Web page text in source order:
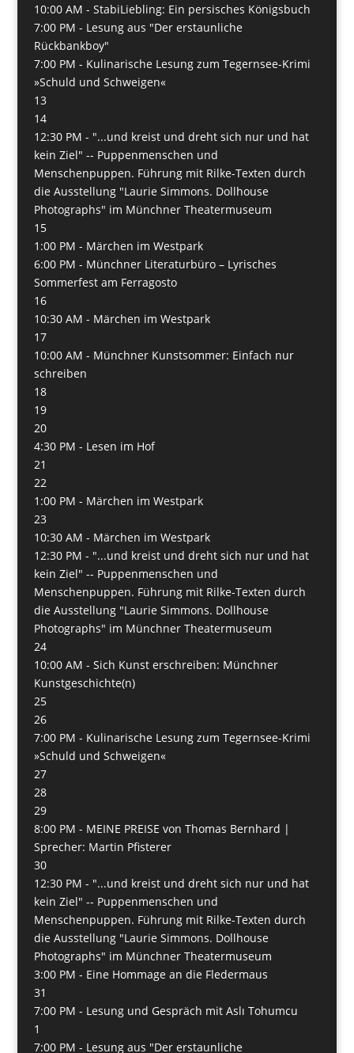
10:00 AM - StabiLiebling: Ein persisches Königsbuch
7:00 PM - Lesung aus "Der erstaunliche
Rückbankboy"
7:00 PM - Kulinarische Lesung zum Tegernsee-Krimi
»Schuld und Schweigen«
13
14
12:30 PM - "...und kreist und dreht sich nur und hat
kein Ziel" -- Puppenmenschen und
Menschenpuppen. Führung mit Rilke-Texten durch
die Ausstellung "Laurie Simmons. Dollhouse
Photographs" im Münchner Theatermuseum
15
1:00 PM - Märchen im Westpark
6:00 PM - Münchner Literaturbüro – Lyrisches
Sommerfest am Ferragosto
16
10:30 AM - Märchen im Westpark
17
10:00 AM - Münchner Kunstsommer: Einfach nur
schreiben
18
19
20
4:30 PM - Lesen im Hof
21
22
1:00 PM - Märchen im Westpark
23
10:30 AM - Märchen im Westpark
12:30 PM - "...und kreist und dreht sich nur und hat
kein Ziel" -- Puppenmenschen und
Menschenpuppen. Führung mit Rilke-Texten durch
die Ausstellung "Laurie Simmons. Dollhouse
Photographs" im Münchner Theatermuseum
24
10:00 AM - Sich Kunst erschreiben: Münchner
Kunstgeschichte(n)
25
26
7:00 PM - Kulinarische Lesung zum Tegernsee-Krimi
»Schuld und Schweigen«
27
28
29
8:00 PM - MEINE PREISE von Thomas Bernhard |
Sprecher: Martin Pfisterer
30
12:30 PM - "...und kreist und dreht sich nur und hat
kein Ziel" -- Puppenmenschen und
Menschenpuppen. Führung mit Rilke-Texten durch
die Ausstellung "Laurie Simmons. Dollhouse
Photographs" im Münchner Theatermuseum
3:00 PM - Eine Hommage an die Fledermaus
31
7:00 PM - Lesung und Gespräch mit Aslı Tohumcu
1
7:00 PM - Lesung aus "Der erstaunliche